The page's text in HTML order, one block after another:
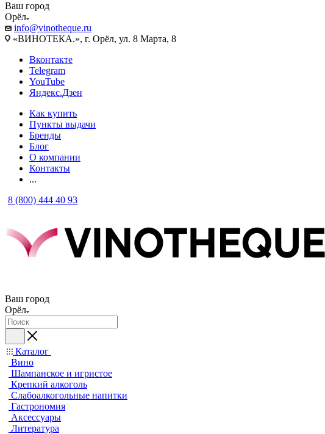
Ваш город
Орёл
info@vinotheque.ru
«ВИНОТЕКА.», г. Орёл, ул. 8 Марта, 8
Вконтакте
Telegram
YouTube
Яндекс.Дзен
Как купить
Пункты выдачи
Бренды
Блог
О компании
Контакты
...
8 (800) 444 40 93
Ваш город
Орёл
Каталог
Вино
Шампанское и игристое
Крепкий алкоголь
Слабоалкогольные напитки
Гастрономия
Аксессуары
Литература